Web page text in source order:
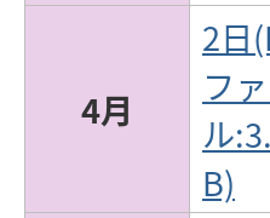
4月
2日
フ
ル
B)